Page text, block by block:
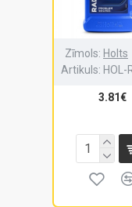
Zīmols: Holts
Artikuls: HOL-
3.81€